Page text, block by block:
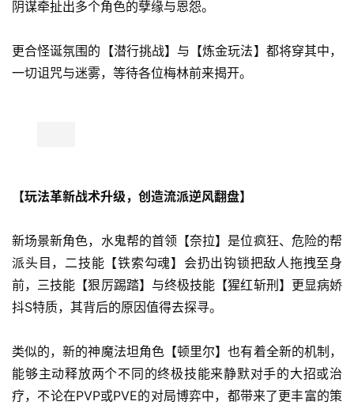
阴谋牵扯出多个角色的孽缘与恩怨。
更合怪诞氛围的【潜行挑战】与【炼金玩法】都将穿其中，
一切诅咒与迷雾，等待各位梅林前来揭开。
【玩法革新战术升级，创造流派逆风翻盘】
新场景新角色，水鬼帮的首领【奈拉】是位疯狂、危险的帮
派头目，二技能【铁索勾魂】会扔出钩锁把敌人拖拽至身
前，三技能【狠厉踢踏】与终极技能【猩红斩刑】更显病娇
抖S特质，其背后的原因值得去探寻。
类似的，新的神魔法坦角色【顿里尔】也有着全新的机制，
能够主动释放两个不同的终极技能来静默对手的大招或治
疗，不论在PVP或PVE的对局博弈中，都带来了更丰富的策